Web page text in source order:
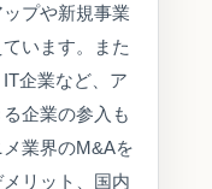
プや新規事業
います。また
企業など、ア
企業の参入も
業界のM&Aを
リット、国内